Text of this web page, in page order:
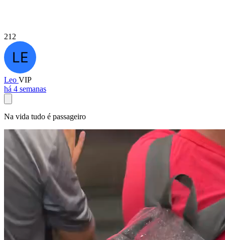
212
Leo VIP
há 4 semanas
Na vida tudo é passageiro